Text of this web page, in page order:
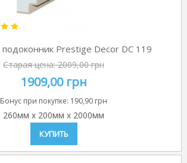
Prestige Decor DC 119
Старая цена:2009,00 грн
1909,00 грн
Бонус при покупке: 190,90 грн
260мм x 200мм x 2000мм
КУПИТЬ